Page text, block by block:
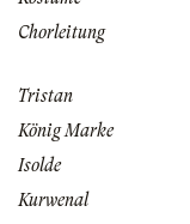
Chorleitung
Tristan
König Marke
Isolde
Kurwenal